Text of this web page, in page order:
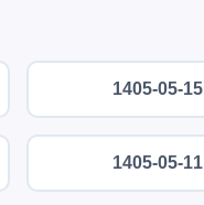
1405-05-15
1405-05-11